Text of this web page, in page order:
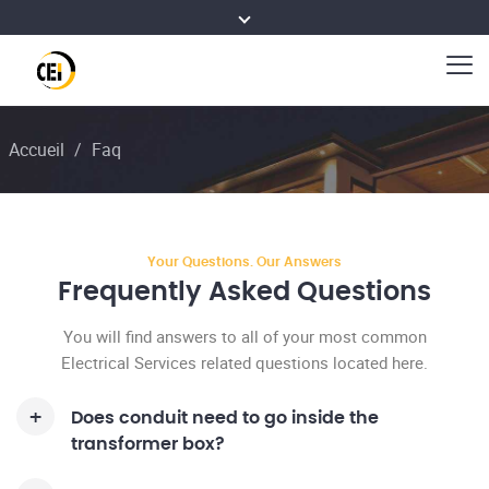
Accueil / Faq
Your Questions. Our Answers
Frequently Asked Questions
You will find answers to all of your most common
Electrical Services related questions located here.
Does conduit need to go inside the
transformer box?